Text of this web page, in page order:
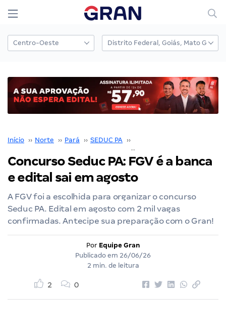
Início ›› Norte ›› Pará ›› SEDUC PA ››
Concurso Seduc PA: FGV é a banca
e edital sai em agosto
A FGV foi a escolhida para organizar o concurso
Seduc PA. Edital em agosto com 2 mil vagas
confirmadas. Antecipe sua preparação com o Gran!
Por Equipe Gran
Publicado em 26/06/26
2 min. de leitura
2 0